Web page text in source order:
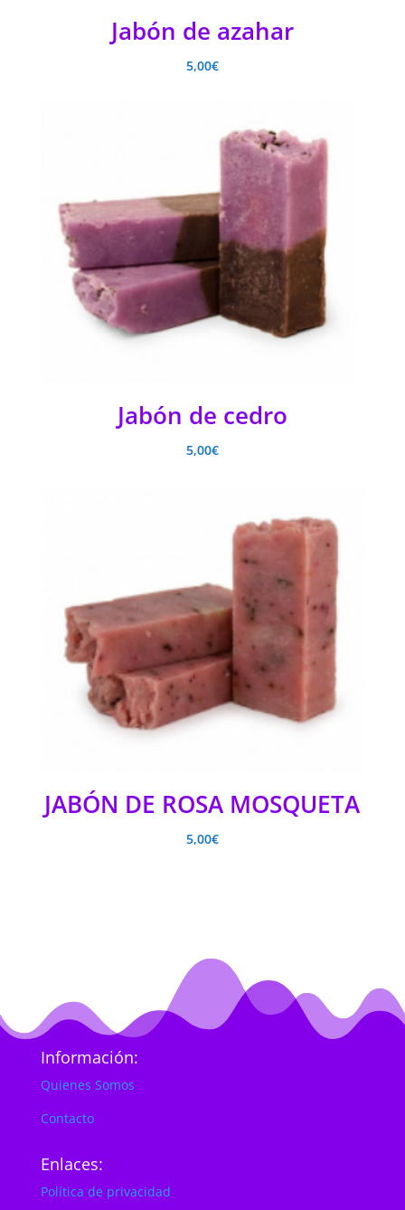
Jabón de azahar
5,00€
Jabón de cedro
5,00€
JABÓN DE ROSA MOSQUETA
5,00€
Información:
Quienes Somos
Contacto
Enlaces:
Política de privacidad